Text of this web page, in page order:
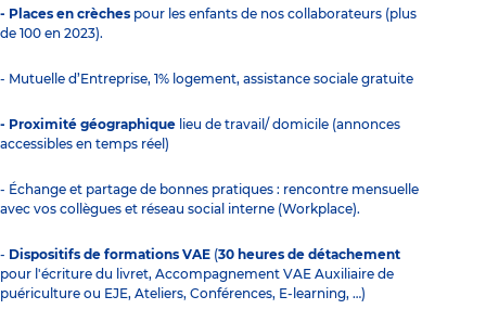
- Places en crèches pour les enfants de nos collaborateurs (plus
de 100 en 2023).
- Mutuelle d’Entreprise, 1% logement, assistance sociale gratuite
- Proximité géographique lieu de travail/ domicile (annonces
accessibles en temps réel)
- Échange et partage de bonnes pratiques : rencontre mensuelle
avec vos collègues et réseau social interne (Workplace).
- Dispositifs de formations VAE (30 heures de détachement
pour l'écriture du livret, Accompagnement VAE Auxiliaire de
puériculture ou EJE, Ateliers, Conférences, E-learning, …)